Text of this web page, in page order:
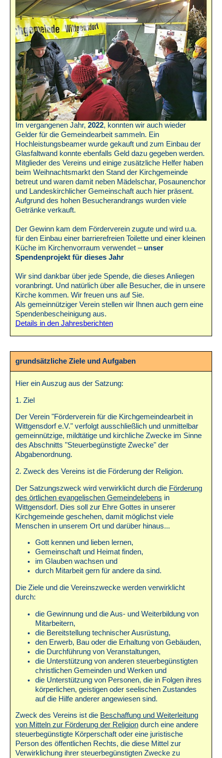
Im vergangenen Jahr, 2022, konnten wir auch wieder
Gelder für die Gemeindearbeit sammeln. Ein
Hochleistungsbeamer wurde gekauft und zum Einbau der
Glasfaltwand konnte ebenfalls Geld dazu gegeben werden.
Mitglieder des Vereins und einige zusätzliche Helfer haben
beim Weihnachtsmarkt den Stand der Kirchgemeinde
betreut und waren damit neben Mädelschar, Posaunenchor
und Landeskirchlicher Gemeinschaft auch hier präsent.
Aufgrund des hohen Besucherandrangs wurden viele
Getränke verkauft.
Der Gewinn kam dem Förderverein zugute und wird u.a.
für den Einbau einer barrierefreien Toilette und einer kleinen
Küche im Kirchenvorraum verwendet – unser
Spendenprojekt für dieses Jahr
Wir sind dankbar über jede Spende, die dieses Anliegen
voranbringt. Und natürlich über alle Besucher, die in unsere
Kirche kommen. Wir freuen uns auf Sie.
Als gemeinnütziger Verein stellen wir Ihnen auch gern eine
Spendenbescheinigung aus.
Details in den Jahresberichten
grundsätzliche Ziele und Aufgaben
Hier ein Auszug aus der Satzung:
1. Ziel
Der Verein "Förderverein für die Kirchgemeindearbeit in
Wittgensdorf e.V." verfolgt ausschließlich und unmittelbar
gemeinnützige, mildtätige und kirchliche Zwecke im Sinne
des Abschnitts "Steuerbegünstigte Zwecke" der
Abgabenordnung.
2. Zweck des Vereins ist die Förderung der Religion.
Der Satzungszweck wird verwirklicht durch die Förderung
des örtlichen evangelischen Gemeindelebens in
Wittgensdorf. Dies soll zur Ehre Gottes in unserer
Kirchgemeinde geschehen, damit möglichst viele
Menschen in unserem Ort und darüber hinaus...
Gott kennen und lieben lernen,
Gemeinschaft und Heimat finden,
im Glauben wachsen und
durch Mitarbeit gern für andere da sind.
Die Ziele und die Vereinszwecke werden verwirklicht
durch:
die Gewinnung und die Aus- und Weiterbildung von
Mitarbeitern,
die Bereitstellung technischer Ausrüstung,
den Erwerb, Bau oder die Erhaltung von Gebäuden,
die Durchführung von Veranstaltungen,
die Unterstützung von anderen steuerbegünstigten
christlichen Gemeinden und Werken und
die Unterstützung von Personen, die in Folgen ihres
körperlichen, geistigen oder seelischen Zustandes
auf die Hilfe anderer angewiesen sind.
Zweck des Vereins ist die Beschaffung und Weiterleitung
von Mitteln zur Förderung der Religion durch eine andere
steuerbegünstigte Körperschaft oder eine juristische
Person des öffentlichen Rechts, die diese Mittel zur
Verwirklichung ihrer steuerbegünstigten Zwecke zu